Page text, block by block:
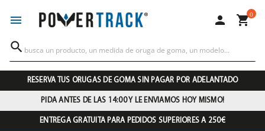
  0

RESERVA TUS ORUGAS DE GOMA SIN PAGAR POR ADELANTADO
PIDA ANTES DE LAS 14:00 Y LE ENVIAMOS HOY MISMO!
ENTREGA GRATUITA PARA PEDIDOS SUPERIORES A 250€